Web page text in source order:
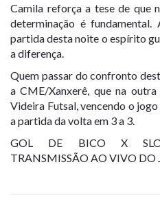
Camila reforça a tese de que
determinação é
partida desta noite o espírito
a diferença.
Quem passar do confronto
a CME/Xanxerê, que na
Videira Futsal, vencendo o
a partida da volta em 3 a 3.
GOL DE BICO X
TRANSMISSÃO AO VIVO DO